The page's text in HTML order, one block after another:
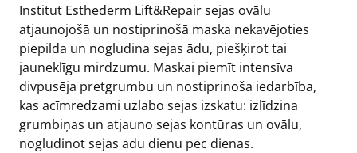
Institut Esthederm Lift&Repair sejas ovālu
atjaunojošā un nostiprinošā maska nekavējoties
piepilda un nogludina sejas ādu, piešķirot tai
jauneklīgu mirdzumu. Maskai piemīt intensīva
divpusēja pretgrumbu un nostiprinoša iedarbība,
kas acīmredzami uzlabo sejas izskatu: izlīdzina
grumbiņas un atjauno sejas kontūras un ovālu,
nogludinot sejas ādu dienu pēc dienas.